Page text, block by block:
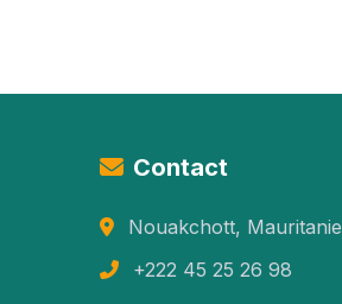
Contact
Nouakchott, Mauritanie
+222 45 25 26 98